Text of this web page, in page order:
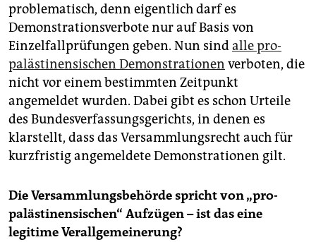
problematisch, denn eigentlich darf es
Demonstrationsverbote nur auf Basis von
Einzelfallprüfungen geben. Nun sindalle pro-
palästinensischen Demonstrationen verboten, die
nicht vor einem bestimmten Zeitpunkt
angemeldet wurden. Dabei gibt es schon Urteile
des Bundesverfassungsgerichts, in denen es
klarstellt, dass das Versammlungsrecht auch für
kurzfristig angemeldete Demonstrationen gilt.
Die Versammlungsbehörde spricht von „pro-
palästinensischen“ Aufzügen – ist das eine
legitime Verallgemeinerung?